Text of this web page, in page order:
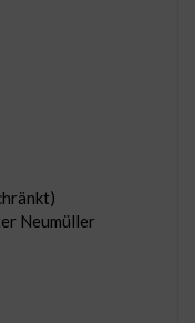
Neumüller